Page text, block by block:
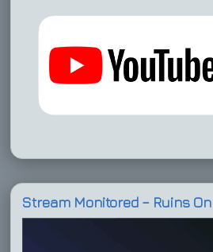
Stream Monitored – Ruins